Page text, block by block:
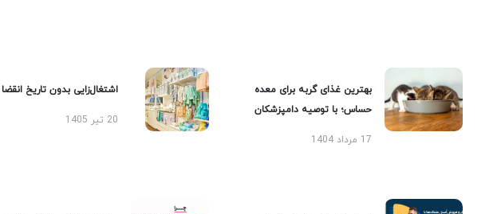
بهترین غذای گربه برای معده
حساس؛ با توصیه دامپزشکان
17 مرداد 1404
اشتغال‌زایی بدون تاریخ انقضا
20 تیر 1405